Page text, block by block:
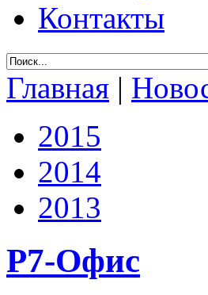
Контакты
Главная |
2015
2014
2013
Р7-Офис